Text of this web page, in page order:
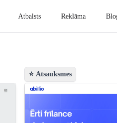
Atbalsts Reklāma
⭐ Atsauksmes